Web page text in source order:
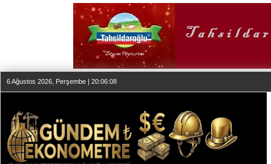
6 Ağustos 2026, Perşembe | 20:06:08